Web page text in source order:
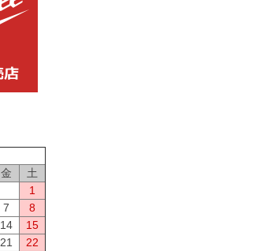
金
土
1
7
8
14
15
21
22